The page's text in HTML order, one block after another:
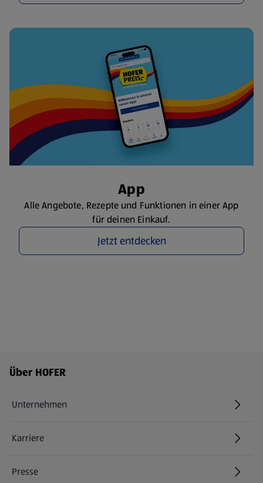
App
Alle Angebote, Rezepte und Funktionen in einer App
für deinen Einkauf.
Jetzt entdecken
Fußzeilenmenü - weitere Links
Über HOFER
Unternehmen
Karriere
(öffnet in einem neuen Tab)
Presse